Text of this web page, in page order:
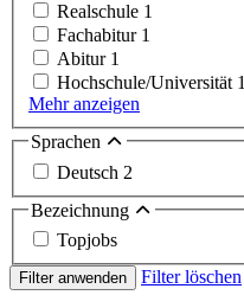
Realschule 1
Fachabitur 1
Abitur 1
Hochschule/Universität 1
Mehr anzeigen
Sprachen
Deutsch 2
Bezeichnung
Topjobs
Filter anwenden Filter löschen